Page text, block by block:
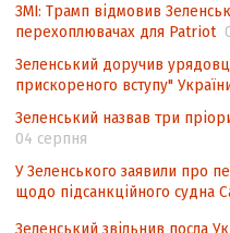
ЗМІ: Трамп відмовив
перехоплювачах для Patriot
Зеленський доручив
прискореного вступу"
Зеленський назвав три
04 серпня
У Зеленського заявили про
щодо підсанкційного судна
Зеленський звільнив посла